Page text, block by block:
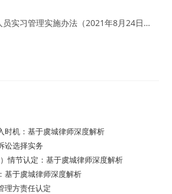
员实习管理实施办法（2021年8月24日…
时机：基于虞城律师深度解析
讼选择实务
情节认定：基于虞城律师深度解析
基于虞城律师深度解析
理方责任认定